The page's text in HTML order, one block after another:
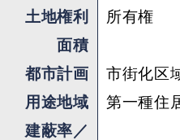
そうですし、大規模修
ています。管理の行き
いです。
今回のリノベーション
れ、当面は手を入れる
土地権利
所有権
面積
都市計画
市街化区
用途地域
第一種住
建蔽率／